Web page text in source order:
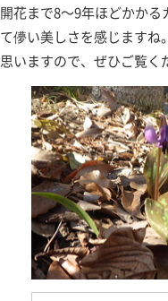
開花まで8～9年ほどかか
て儚い美しさを感じます
思いますので、ぜひご覧く